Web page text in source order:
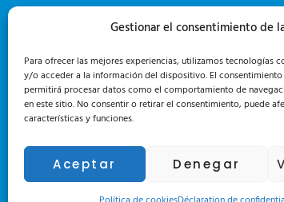
Gestionar el consentimiento de
Para ofrecer las mejores experiencias, utilizamos tecnologías
y/o acceder a la información del dispositivo. El
permitirá procesar datos como el comportamiento de
en este sitio. No consentir o retirar el consentimiento, puede
características y funciones.
Aceptar Denegar